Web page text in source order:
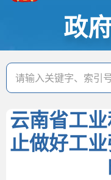
政
云南省工
止做好工